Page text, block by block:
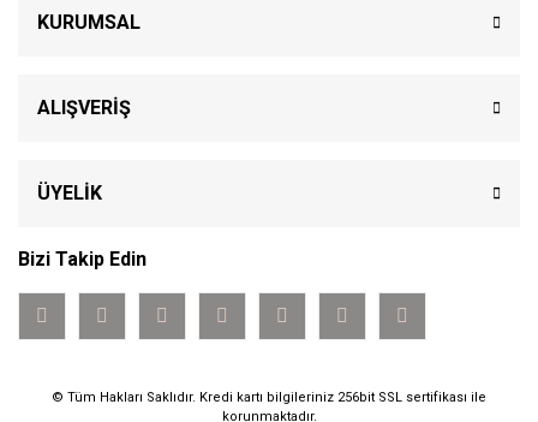
KURUMSAL
ALIŞVERİŞ
ÜYELİK
Bizi Takip Edin
© Tüm Hakları Saklıdır. Kredi kartı bilgileriniz 256bit SSL sertifikası ile
korunmaktadır.